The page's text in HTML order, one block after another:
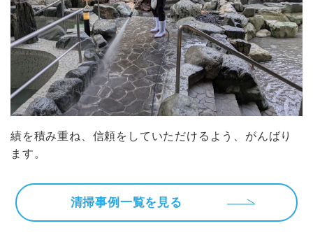
績を積み重ね、信頼をしていただけるよう、がんばり
ます。
清掃事例一覧を見る